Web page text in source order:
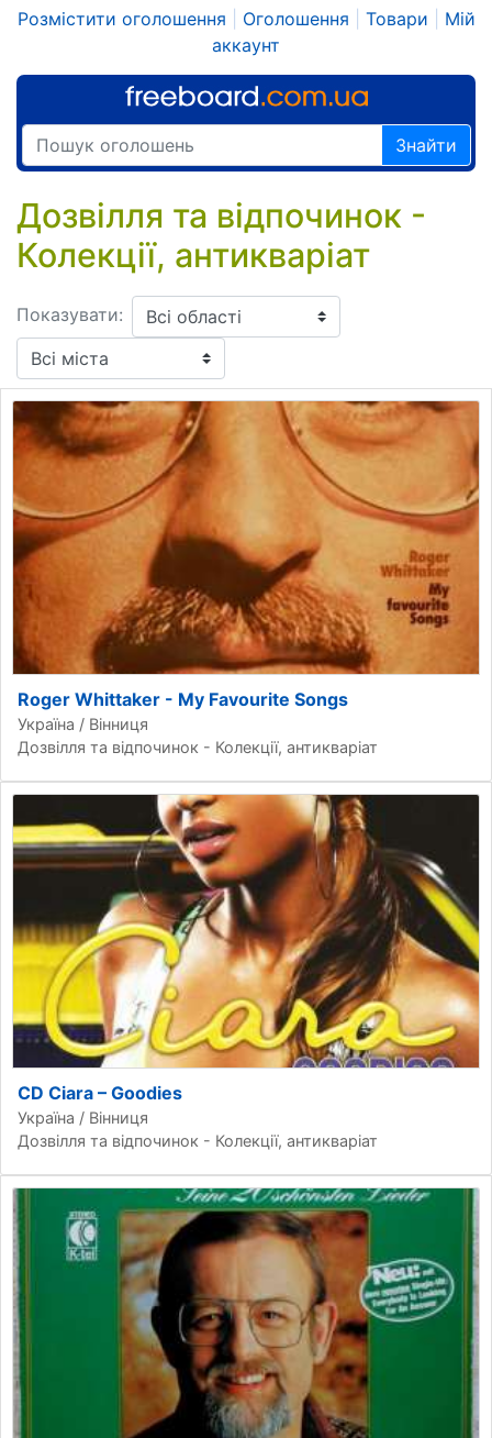
Розмістити оголошення Оголошення Товари
Мій
аккаунт
Знайти
Дозвілля та відпочинок -
Колекції, антикваріат
Показувати:
Roger Whittaker - My Favourite Songs
Україна / Вінниця
Дозвілля та відпочинок - Колекції, антикваріат
CD Ciara – Goodies
Україна / Вінниця
Дозвілля та відпочинок - Колекції, антикваріат